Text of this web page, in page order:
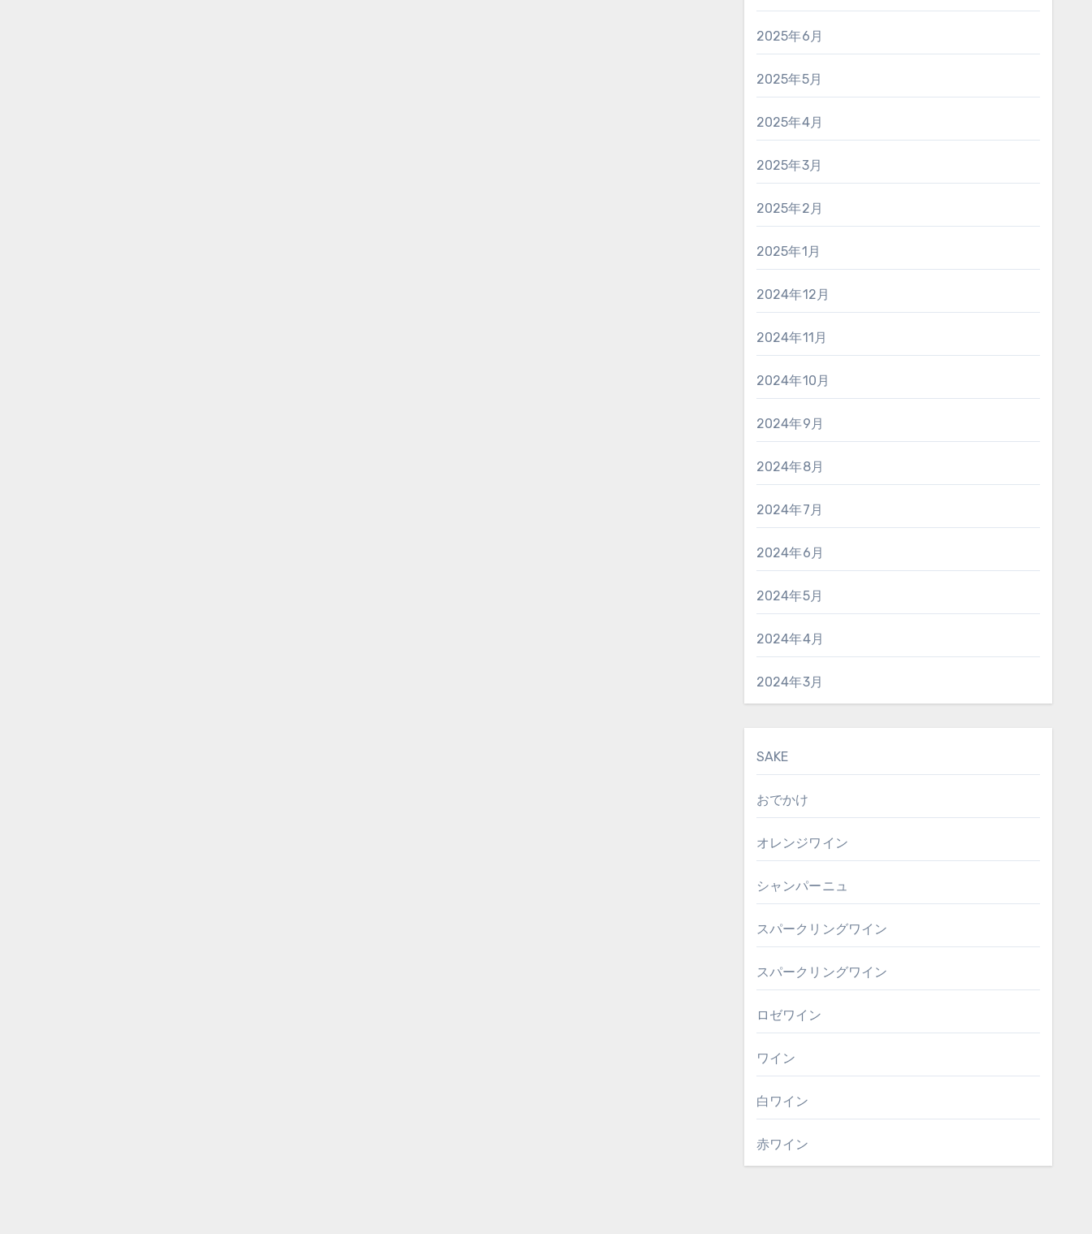
2025年6月
2025年5月
2025年4月
2025年3月
2025年2月
2025年1月
2024年12月
2024年11月
2024年10月
2024年9月
2024年8月
2024年7月
2024年6月
2024年5月
2024年4月
2024年3月
SAKE
おでかけ
オレンジワイン
シャンパーニュ
スパークリングワイン
スパークリングワイン
ロゼワイン
ワイン
白ワイン
赤ワイン